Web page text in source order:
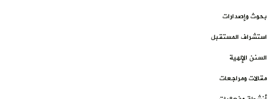
بحوث وإصدارات
استشراف المستقبل
السنن الإلهية
مقالات ومراجعات